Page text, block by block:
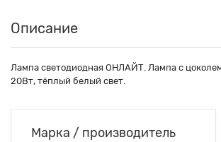
Описание
Лампа светодиодная ОНЛАЙТ. Лампа с
20Вт, тёплый белый свет.
Марка / производитель